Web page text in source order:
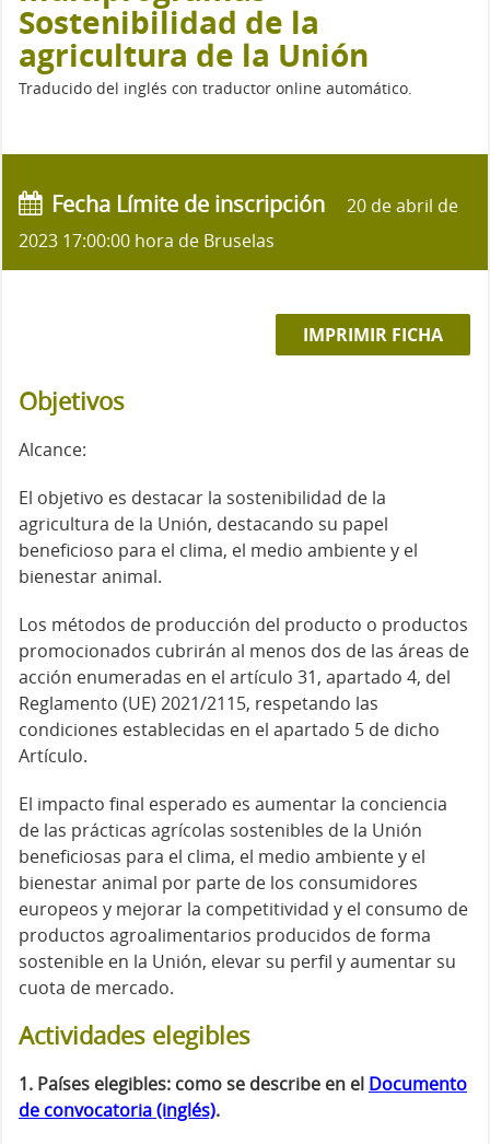
Sostenibilidad de la
agricultura de la Unión
Traducido del inglés con traductor online automático.
Fecha Límite de inscripción
20 de abril de
2023 17:00:00 hora de Bruselas
IMPRIMIR FICHA
Objetivos
Alcance:
El objetivo es destacar la sostenibilidad de la
agricultura de la Unión, destacando su papel
beneficioso para el clima, el medio ambiente y el
bienestar animal.
Los métodos de producción del producto o productos
promocionados cubrirán al menos dos de las áreas de
acción enumeradas en el artículo 31, apartado 4, del
Reglamento (UE) 2021/2115, respetando las
condiciones establecidas en el apartado 5 de dicho
Artículo.
El impacto final esperado es aumentar la conciencia
de las prácticas agrícolas sostenibles de la Unión
beneficiosas para el clima, el medio ambiente y el
bienestar animal por parte de los consumidores
europeos y mejorar la competitividad y el consumo de
productos agroalimentarios producidos de forma
sostenible en la Unión, elevar su perfil y aumentar su
cuota de mercado.
Actividades elegibles
1. Países elegibles: como se describe en el Documento
de convocatoria (inglés).